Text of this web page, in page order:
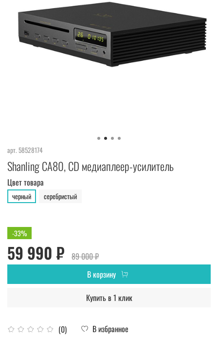
арт. 58528174
Shanling CA80, CD медиаплеер-усилитель
(0) В избранное
Цвет товара
черный серебристый
-33%
59 990 ₽
89 000 ₽
В корзину
Купить в 1 клик